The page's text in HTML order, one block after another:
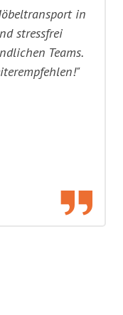
in
stressfrei
Teams.